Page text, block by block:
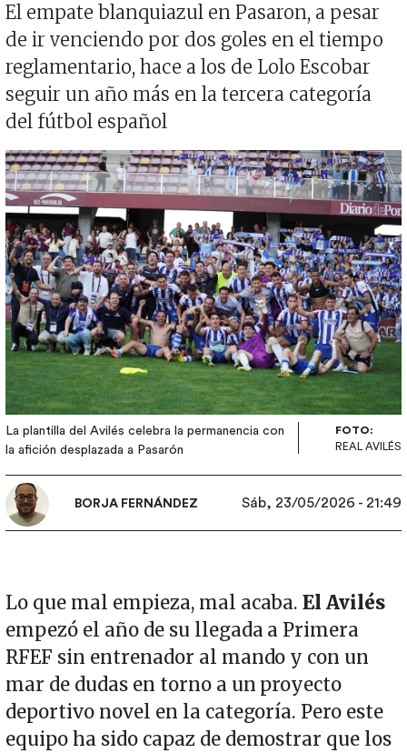
El empate blanquiazul en Pasaron, a pesar
de ir venciendo por dos goles en el tiempo
reglamentario, hace a los de Lolo Escobar
seguir un año más en la tercera categoría
del fútbol español
Imagen
La plantilla del Avilés celebra la permanencia con
la afición desplazada a Pasarón
FOTO:
REAL AVILÉS
BORJA FERNÁNDEZ Sáb, 23/05/2026 - 21:49
Lo que mal empieza, mal acaba.El Avilés
empezó el año de su llegada a Primera
RFEF sin entrenador al mando y con un
mar de dudas en torno a un proyecto
deportivo novel en la categoría. Pero este
equipo ha sido capaz de demostrar que los